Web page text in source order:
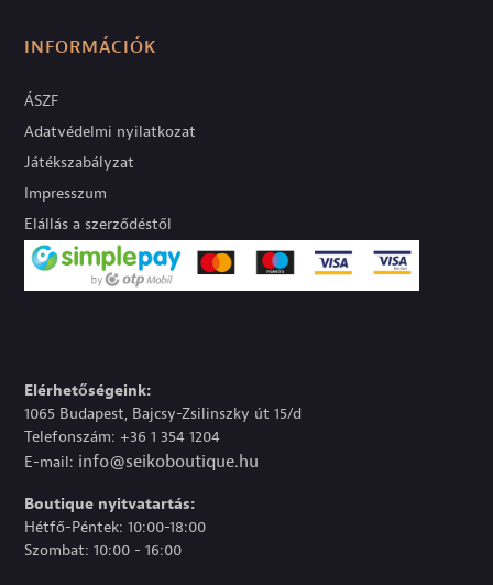
INFORMÁCIÓK
ÁSZF
Adatvédelmi nyilatkozat
Játékszabályzat
Impresszum
Elállás a szerződéstől
Elérhetőségeink:
1065 Budapest, Bajcsy-Zsilinszky út 15/d
Telefonszám: +36 1 354 1204
E-mail: info@seikoboutique.hu
Boutique nyitvatartás:
Hétfő-Péntek: 10:00-18:00
Szombat: 10:00 - 16:00